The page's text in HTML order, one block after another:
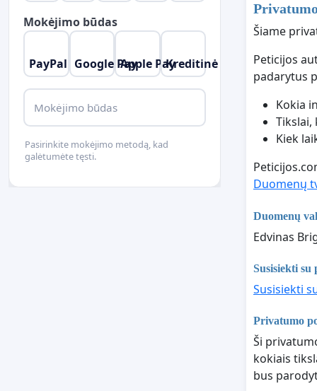
Šiame
Peticijos
padarytus
Kokia
Tikslai,
Kiek
Duomenų
Duomenų
Edvinas
Susisiekti su
Susisiekti
Privatumo
Ši
kokiais
bus
Mokėjimo būdas
PayPal Google PayApple PayKreditinė kordelė
Mokėjimo būdas
Pasirinkite mokėjimo metodą, kad
galėtumėte tęsti.